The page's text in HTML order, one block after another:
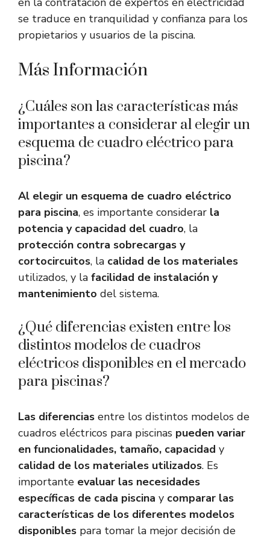
se traduce en tranquilidad y confianza para los
propietarios y usuarios de la piscina.
Más Información
¿Cuáles son las características más
importantes a considerar al elegir un
esquema de cuadro eléctrico para
piscina?
Al elegir un esquema de cuadro eléctrico
para piscina, es importante considerar la
potencia y capacidad del cuadro, la
protección contra sobrecargas y
cortocircuitos, la calidad de los materiales
utilizados, y la facilidad de instalación y
mantenimiento del sistema.
¿Qué diferencias existen entre los
distintos modelos de cuadros
eléctricos disponibles en el mercado
para piscinas?
Las diferencias entre los distintos modelos de
cuadros eléctricos para piscinas pueden variar
en funcionalidades, tamaño, capacidad y
calidad de los materiales utilizados. Es
importante evaluar las necesidades
específicas de cada piscina y comparar las
características de los diferentes modelos
disponibles para tomar la mejor decisión de